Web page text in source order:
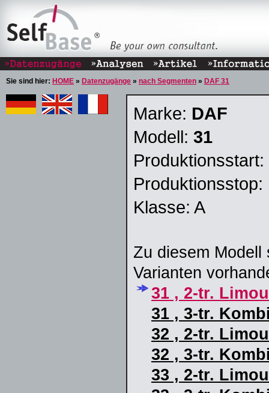
Sie sind hier: HOME » Datenzugänge » nach Segmenten » DAF 31
Marke: DAF
Modell: 31
Produktionsstart:
Produktionsstop:
Klasse: A
Zu diesem Modell
Varianten
31 , 2-tr.
31 , 3-tr.
32 , 2-tr.
32 , 3-tr.
33 , 2-tr.